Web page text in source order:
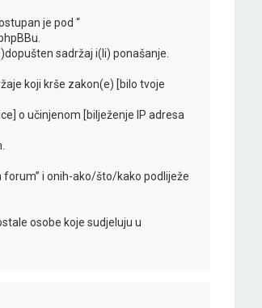
je pod “
sadržaj i(li) ponašanje.
koji krše zakon(e) [bilo tvoje
o učinjenom [bilježenje IP adresa
forum” i onih-ako/što/kako podliježe
osobe koje sudjeluju u